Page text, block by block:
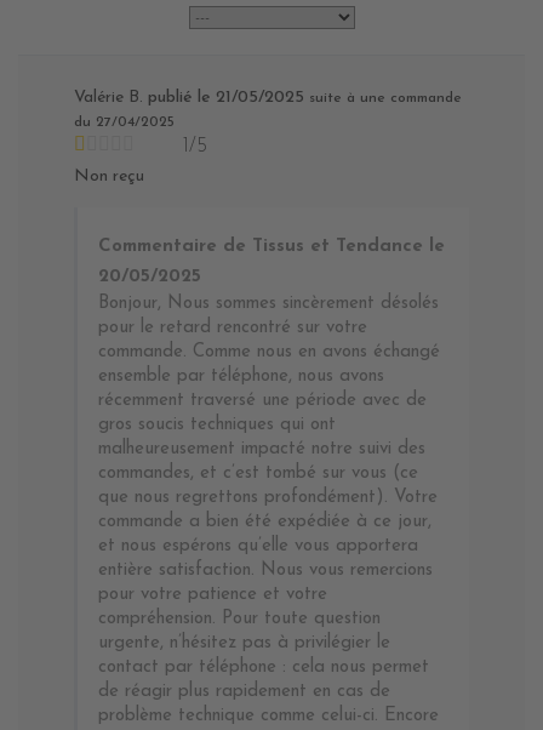
Valérie B. publié le 21/05/2025 suite à une commande
du 27/04/2025
1/5
Non reçu
Commentaire de Tissus et Tendance le
20/05/2025
Bonjour, Nous sommes sincèrement désolés
pour le retard rencontré sur votre
commande. Comme nous en avons échangé
ensemble par téléphone, nous avons
récemment traversé une période avec de
gros soucis techniques qui ont
malheureusement impacté notre suivi des
commandes, et c’est tombé sur vous (ce
que nous regrettons profondément). Votre
commande a bien été expédiée à ce jour,
et nous espérons qu’elle vous apportera
entière satisfaction. Nous vous remercions
pour votre patience et votre
compréhension. Pour toute question
urgente, n’hésitez pas à privilégier le
contact par téléphone : cela nous permet
de réagir plus rapidement en cas de
problème technique comme celui-ci. Encore